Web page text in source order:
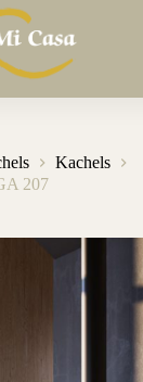
Kachels
207